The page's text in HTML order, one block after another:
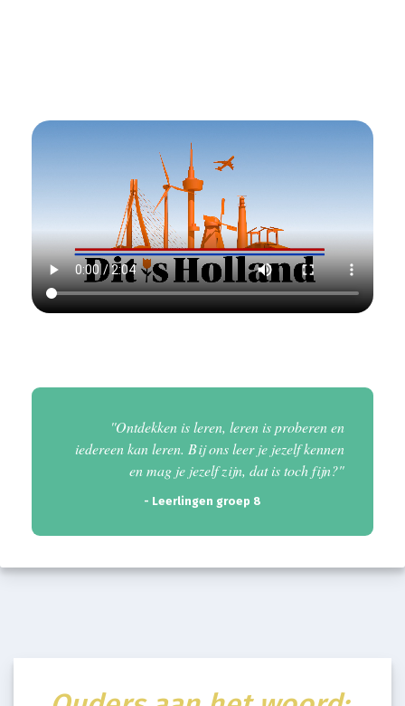
''Ontdekken is leren, leren is proberen en
iedereen kan leren. Bij ons leer je jezelf kennen
en mag je jezelf zijn, dat is toch fijn?"
- Leerlingen groep 8